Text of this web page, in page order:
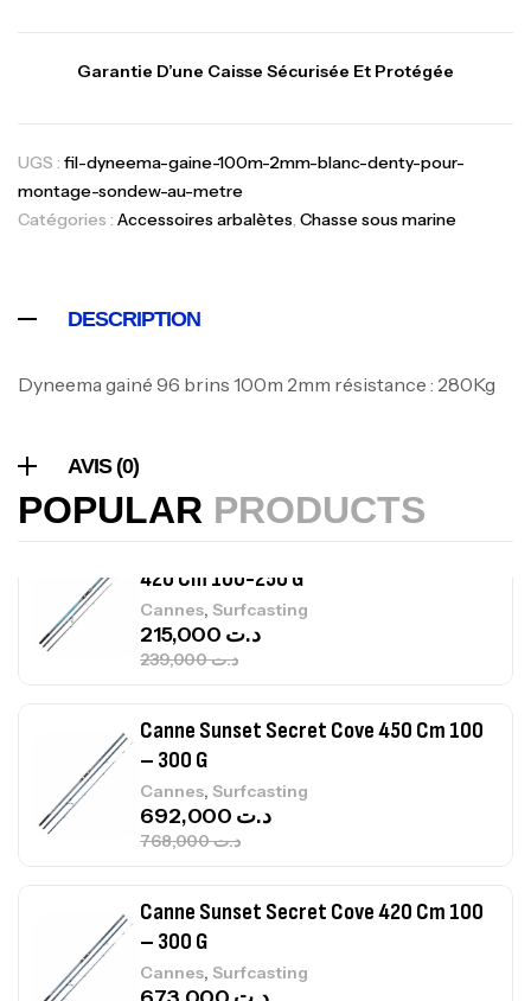
Garantie D’une Caisse Sécurisée Et Protégée
UGS : fil-dyneema-gaine-100m-2mm-blanc-denty-pour-
montage-sondew-au-metre
Catégories : Accessoires arbalètes, Chasse sous marine
DESCRIPTION
Dyneema gainé 96 brins 100m 2mm résistance : 280Kg
AVIS (0)
POPULAR PRODUCTS
Canne Jigging Sunset Massive Attack
د.ت379,000
د.ت378,000
Accastillage bateau
د.ت367,000
420 Cm 100-250 G
Cannes, Surfcasting
د.ت239,000
د.ت
Canne Sunset Secret Cove 450 Cm 100
– 300 G
Cannes, Surfcasting
د.ت768,000
د.ت
Canne Sunset Secret Cove 420 Cm 100
– 300 G
Cannes, Surfcasting